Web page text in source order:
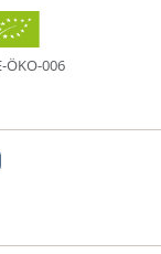
ÖKO-006